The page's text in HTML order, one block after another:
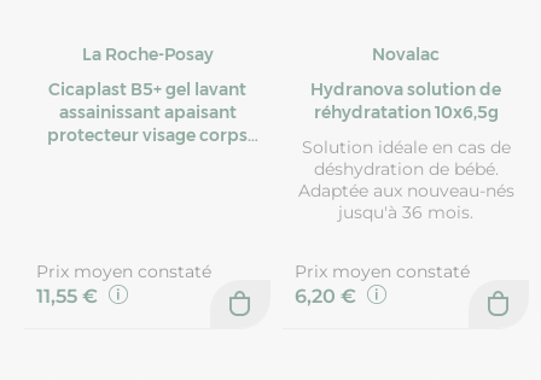
La Roche-Posay
Cicaplast B5+ gel lavant
assainissant apaisant
protecteur visage corps
Prix moyen constaté
11,55 €
Novalac
Hydranova solution de
réhydratation 10x6,5g
Solution idéale en cas de
déshydration de bébé.
Adaptée aux nouveau-nés
jusqu'à 36 mois.
Prix moyen constaté
6,20 €